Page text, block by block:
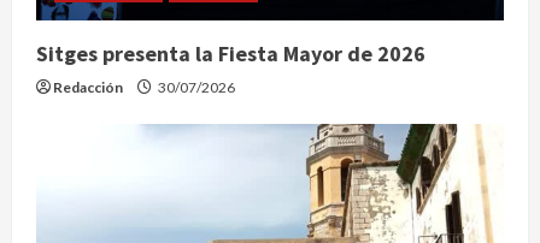
Sitges presenta la Fiesta Mayor de 2026
Redacción 30/07/2026